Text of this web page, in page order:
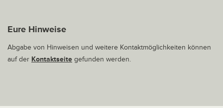
Eure Hinweise
Abgabe von Hinweisen und weitere Kontaktmöglichkeiten können
auf der Kontaktseite gefunden werden.